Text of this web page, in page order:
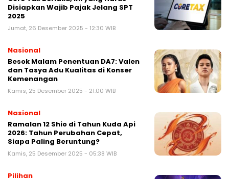
Disiapkan Wajib Pajak Jelang SPT
2025
Jumat, 26 Desember 2025 - 12:30 WIB
Nasional
Besok Malam Penentuan DA7: Valen
dan Tasya Adu Kualitas di Konser
Kemenangan
Kamis, 25 Desember 2025 - 21:00 WIB
Nasional
Ramalan 12 Shio di Tahun Kuda Api
2026: Tahun Perubahan Cepat,
Siapa Paling Beruntung?
Kamis, 25 Desember 2025 - 05:38 WIB
Pilihan